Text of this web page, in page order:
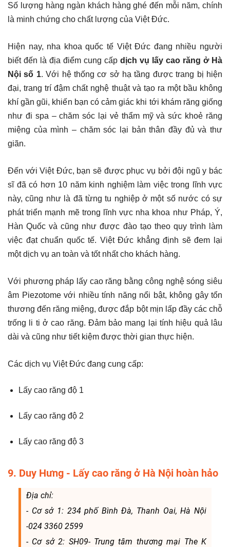
Số lượng hàng ngàn khách hàng ghé đến mỗi năm, chính
là minh chứng cho chất lượng của Việt Đức.
Hiện nay, nha khoa quốc tế Việt Đức đang nhiều người
biết đến là địa điểm cung cấp dịch vụ lấy cao răng ở Hà
Nội số 1. Với hệ thống cơ sở hạ tầng được trang bị hiện
đại, trang trí đậm chất nghệ thuật và tạo ra một bầu không
khí gần gũi, khiến bạn có cảm giác khi tới khám răng giống
như đi spa – chăm sóc lại vẻ thẩm mỹ và sức khoẻ răng
miệng của mình – chăm sóc lại bản thân đầy đủ và thư
giãn.
Đến với Việt Đức, bạn sẽ được phục vụ bởi đội ngũ y bác
sĩ đã có hơn 10 năm kinh nghiệm làm việc trong lĩnh vực
này, cũng như là đã từng tu nghiệp ở một số nước có sự
phát triển mạnh mẽ trong lĩnh vực nha khoa như Pháp, Ý,
Hàn Quốc và cũng như được đào tạo theo quy trình làm
việc đạt chuẩn quốc tế. Việt Đức khẳng định sẽ đem lại
một dịch vụ an toàn và tốt nhất cho khách hàng.
Với phương pháp lấy cao răng bằng công nghệ sóng siêu
âm Piezotome với nhiều tính năng nổi bật, không gây tổn
thương đến răng miệng, được đắp bột mịn lấp đầy các chỗ
trống li ti ở cao răng. Đảm bảo mang lại tính hiệu quả lâu
dài và cũng như tiết kiệm được thời gian thực hiện.
Các dịch vụ Việt Đức đang cung cấp:
Lấy cao răng độ 1
Lấy cao răng độ 2
Lấy cao răng độ 3
9. Duy Hưng - Lấy cao răng ở Hà Nội hoàn hảo
Địa chỉ:
- Cơ sở 1: 234 phố Bình Đà, Thanh Oai, Hà Nội
-024 3360 2599
- Cơ sở 2: SH09- Trung tâm thương mại The K